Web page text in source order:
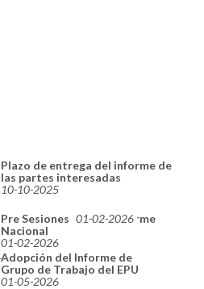
Adopción del Informe de
Resultados
09-2026
Plazo de entrega del informe de
las partes interesadas
10-10-2025
Plazo de entrega del informe
Nacional
01-02-2026
Pre Sesiones 01-02-2026
Grupo de Trabajo del EPU
01-05-2026